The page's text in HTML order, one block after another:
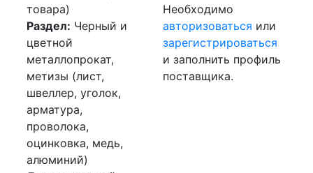
товара)
Раздел: Черный и
цветной
металлопрокат,
метизы (лист,
швеллер, уголок,
арматура,
проволока,
оцинковка, медь,
алюминий)
Необходимо
авторизоваться или
зарегистрироваться
и заполнить профиль
поставщика.